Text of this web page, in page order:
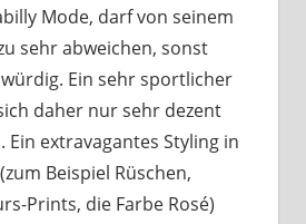
Mode, darf von seinem
sehr abweichen, sonst
Ein sehr sportlicher
daher nur sehr dezent
Ein extravagantes Styling in
Beispiel Rüschen,
Prints, die Farbe Rosé)